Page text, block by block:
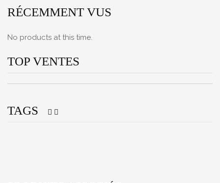
RÉCEMMENT VUS
No products at this time.
TOP VENTES
TAGS